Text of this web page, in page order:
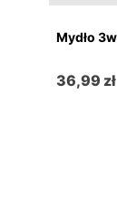
Mydło
36,99 zł